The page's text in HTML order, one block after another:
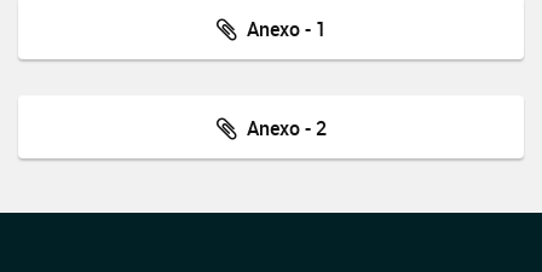
Anexo - 1
Anexo - 2